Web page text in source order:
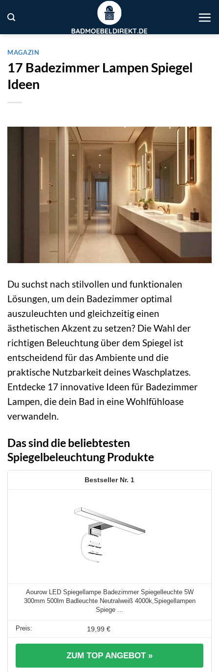
Inhalt
springen
MAGAZIN
17 Badezimmer Lampen Spiegel
Ideen
Du suchst nach stilvollen und funktionalen
Lösungen, um dein Badezimmer optimal
auszuleuchten und gleichzeitig einen
ästhetischen Akzent zu setzen? Die Wahl der
richtigen Beleuchtung über dem Spiegel ist
entscheidend für das Ambiente und die
praktische Nutzbarkeit deines Waschplatzes.
Entdecke 17 innovative Ideen für Badezimmer
Lampen, die dein Bad in eine Wohlfühloase
verwandeln.
Das sind die beliebtesten
Spiegelbeleuchtung Produkte
1
Aourow LED Spiegellampe Badezimmer Spiegelleuchte 5W
300mm 500lm Badleuchte Neutralweiß 4000k,Spiegellampen
Spiege ...
19,99 €
ZUM TOP ANGEBOT »